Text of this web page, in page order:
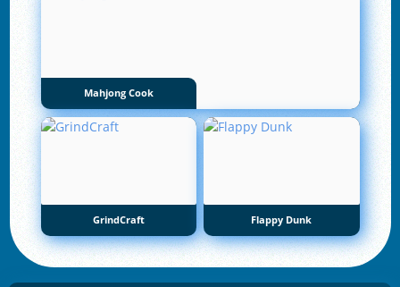
Mahjong Cook
GrindCraft Flappy Dunk